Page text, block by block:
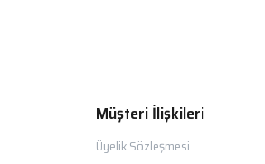
Müşteri İlişkileri
Üyelik Sözleşmesi